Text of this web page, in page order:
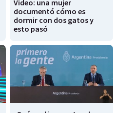
Video: una mujer
documentó cómo es
dormir con dos gatos y
esto pasó